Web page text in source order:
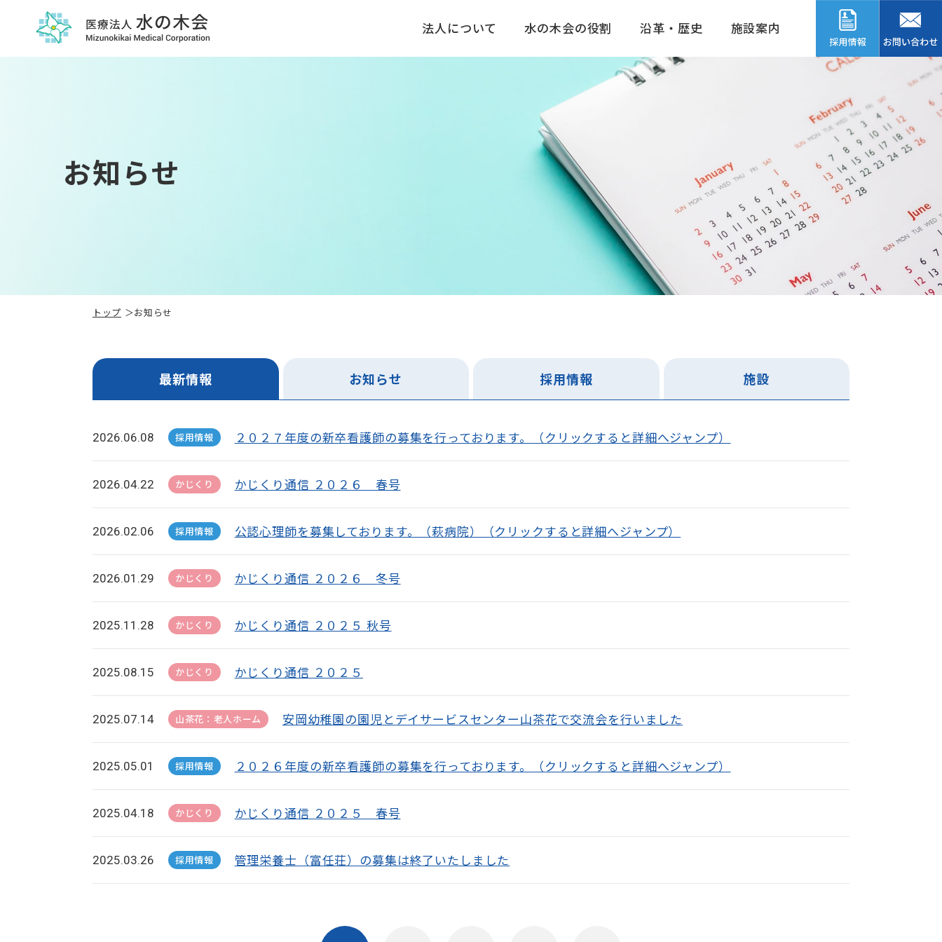
法人について 水の木会の役割 沿革・歴史 施設案内
お知らせ
トップ お知らせ
最新情報 お知らせ 採用情報 施設
2026.06.08 採用情報 ２０２７年度の新卒看護師の募集を行っております。（クリックすると詳細へジャンプ）
2026.04.22 かじくり かじくり通信 ２０２６ 春号
2026.02.06 採用情報 公認心理師を募集しております。（萩病院）（クリックすると詳細へジャンプ）
2026.01.29 かじくり かじくり通信 ２０２６ 冬号
2025.11.28 かじくり かじくり通信 ２０２５ 秋号
2025.08.15 かじくり かじくり通信 ２０２５
2025.07.14 山茶花：老人ホーム 安岡幼稚園の園児とデイサービスセンター山茶花で交流会を行いました
2025.05.01 採用情報 ２０２６年度の新卒看護師の募集を行っております。（クリックすると詳細へジャンプ）
2025.04.18 かじくり かじくり通信 ２０２５ 春号
2025.03.26 採用情報 管理栄養士（富任荘）の募集は終了いたしました